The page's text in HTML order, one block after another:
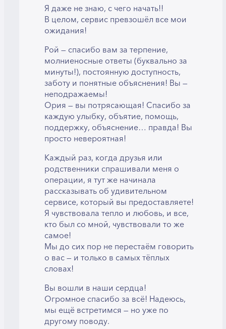
Я даже не знаю, с чего начать!!
В целом, сервис превзошёл все мои
ожидания!
Рой — спасибо вам за терпение,
молниеносные ответы (буквально за
минуты!), постоянную доступность,
заботу и понятные объяснения! Вы —
неподражаемы!
Ория — вы потрясающая! Спасибо за
каждую улыбку, объятие, помощь,
поддержку, объяснение… правда! Вы
просто невероятная!
Каждый раз, когда друзья или
родственники спрашивали меня о
операции, я тут же начинала
рассказывать об удивительном
сервисе, который вы предоставляете!
Я чувствовала тепло и любовь, и все,
кто был со мной, чувствовали то же
самое!
Мы до сих пор не перестаём говорить
о вас — и только в самых тёплых
словах!
Вы вошли в наши сердца!
Огромное спасибо за всё! Надеюсь,
мы ещё встретимся — но уже по
другому поводу.